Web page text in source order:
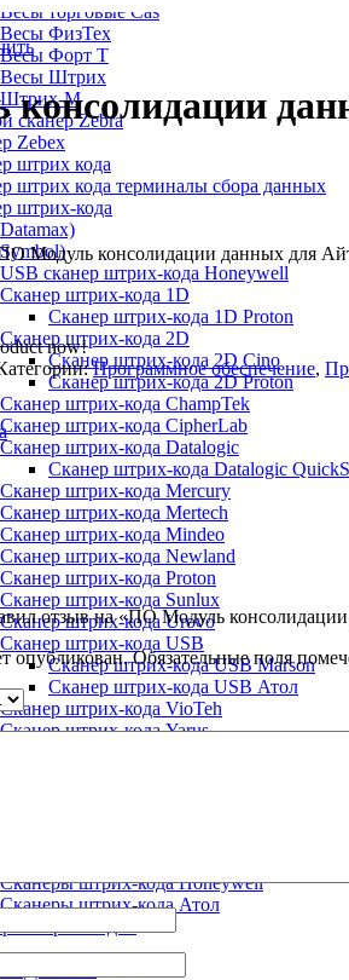
Весы торговые Cas
Весы ФизТех
Весы Форт Т
Весы Штрих
Штрих-М
сканер Zebra
Zebex
штрих кода
штрих кода терминалы сбора данных
штрих-кода
Datamax)
Symbol)
USB сканер штрих-кода Honeywell
Сканер штрих-кода 1D
Сканер штрих-кода 1D Proton
Сканер штрих-кода 2D
Сканер штрих-кода 2D Cino
Сканер штрих-кода 2D Proton
Сканер штрих-кода ChampTek
Сканер штрих-кода CipherLab
Сканер штрих-кода Datalogic
Сканер штрих-кода Datalogic
Сканер штрих-кода Mercury
Сканер штрих-кода Mertech
Сканер штрих-кода Mindeo
Сканер штрих-кода Newland
Сканер штрих-кода Proton
Сканер штрих-кода Sunlux
Сканер штрих-кода Urovo
Сканер штрих-кода USB
Сканер штрих-кода USB Marson
Сканер штрих-кода USB Атол
Сканер штрих-кода VioTeh
Сканер штрих-кода Yarus
Сканеры штрих-кода Honeywell
Сканеры штрих-кода Атол
Модуль консолидации данных для
now!
Программное обеспечение,
отзыв на «ПО Модуль
опубликован. Обязательные поля